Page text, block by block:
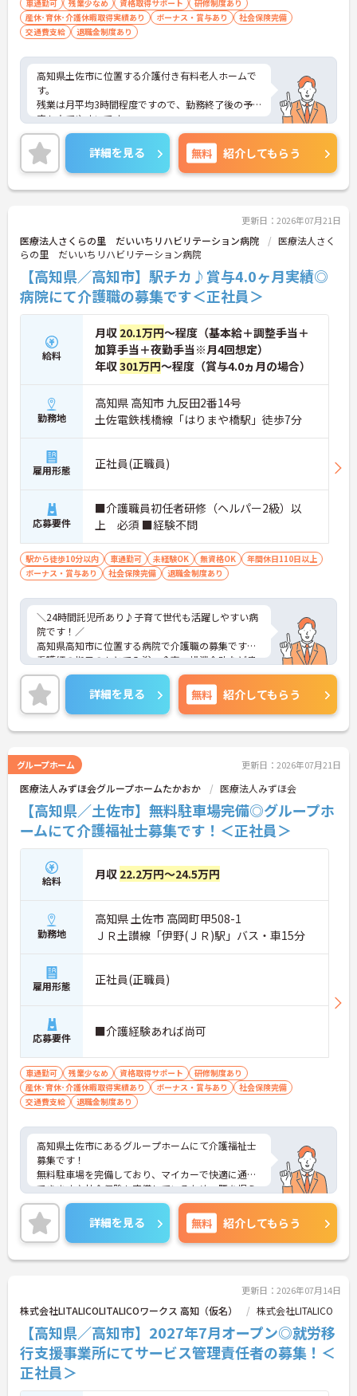
車通勤可 残業少なめ 資格取得サポート
研修制度あり
産休･育休･介護休暇取得実績あり
ボーナス・賞与あり
社会保険完備
交通費支給
退職金制度あり
高知県土佐市に位置する介護付き有料老人ホームで
す。
残業は月平均3時間程度ですので、勤務終了後の予
定も立てやすいです。
昇給や賞与制度があり頑張りが評価されてしっかり
と職員に還元されます。
ご興味のある方には、面接対策ポイントなど、さら
に詳細をお話しいたしますのでお気軽にご相談くだ
さい！
詳細を見る 無料 紹介してもらう
更新日：2026年07月21日
医療法人さくらの里 だいいちリハビリテーション病院
医療法人さく
らの里 だいいちリハビリテーション病院
【高知県／高知市】駅チカ♪賞与4.0ヶ月実績◎
病院にて介護職の募集です＜正社員＞
給料
月収 20.1万円～程度（基本給＋調整手当＋
加算手当＋夜勤手当※月4回想定）
年収301万円～程度（賞与4.0ヵ月の場合）
勤務地
高知県 高知市 九反田2番14号
土佐電鉄桟橋線「はりまや橋駅」徒歩7分
雇用形態 正社員(正職員)
応募要件
■介護職員初任者研修（ヘルパー2級）以
上 必須 ■経験不問
駅から徒歩10分以内 車通勤可 未経験OK 無資格OK
年間休日110日以上
ボーナス・賞与あり
社会保険完備 退職金制度あり
＼24時間託児所あり♪子育て世代も活躍しやすい病
院です！／
高知県高知市に位置する病院で介護職の募集です。
看護師の指示のもとで入浴・食事・排泄介助など患
者様の日常生活を支える大切な役割を担います。経
験が浅い方やブランクがある方もチャレンジしやす
い環境で、賞与4ヶ月分の支給実績や退職金制度な
ど待遇面も充実。さらに24時間体制の託児所を完備
しており、子育てと仕事を両立したい方にも嬉しい
人です。
■ 賞与実績が魅力の職場
安定した待遇のもとで働ける環境です
・賞与4.0ヶ月の過去実績あり
・昇給実績あり
・退職金制度あり（勤続3年以上）
→ 長期的なキャリア形成を目指しやすい環境です♪
■ 子育てとの両立を応援
・24時間体制の託児所あり
・育児休業取得実績あり
・看護休暇取得実績あり
→ 家庭と仕事の両立を目指しやすい環境です♪
■ 通勤しやすい好立地環境
毎日の通勤負担を軽減しやすい職場です
・菜園場電停から徒歩2分
・通勤手当支給あり
→ 通勤時間を抑えながら働きやすい環境です♪
詳細を見る 無料 紹介してもらう
グループホーム 更新日：2026年07月21日
医療法人みずほ会グループホームたかおか 医療法人みずほ会
【高知県／土佐市】無料駐車場完備◎グループホ
ームにて介護福祉士募集です！＜正社員＞
給料 月収 22.2万円～24.5万円
勤務地
高知県 土佐市 高岡町甲508-1
ＪＲ土讃線「伊野(ＪＲ)駅」バス・車15分
雇用形態 正社員(正職員)
応募要件 ■介護経験あれば尚可
車通勤可 残業少なめ 資格取得サポート
研修制度あり
産休･育休･介護休暇取得実績あり
ボーナス・賞与あり
社会保険完備
交通費支給
退職金制度あり
高知県土佐市にあるグループホームにて介護福祉士
募集です！
無料駐車場を完備しており、マイカーで快適に通勤
できます♪社会保険も完備しているため、腰を据え
て長く働きたい方におすすめの環境です◎
ご興味のある方には、面接対策ポイントなど、さら
に詳細をご案内しますのでお気軽にご相談くださ
い！
詳細を見る 無料 紹介してもらう
更新日：2026年07月14日
株式会社LITALICOLITALICOワークス 高知（仮名） 株式会社LITALICO
【高知県／高知市】2027年7月オープン◎就労移
行支援事業所にてサービス管理責任者の募集！＜
正社員＞